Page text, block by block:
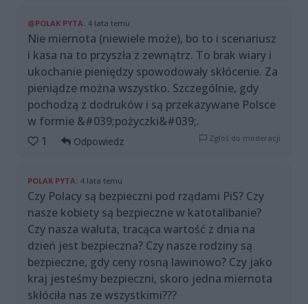
@POLAK PYTA: 4 lata temu
Nie miernota (niewiele może), bo to i scenariusz
i kasa na to przyszła z zewnątrz. To brak wiary i
ukochanie pieniędzy spowodowały skłócenie. Za
pieniądze można wszystko. Szczególnie, gdy
pochodzą z dodruków i są przekazywane Polsce
w formie &#039;pożyczki&#039;.
1
Odpowiedz Zgłoś do moderacji
POLAK PYTA: 4 lata temu
Czy Polacy są bezpieczni pod rządami PiS? Czy
nasze kobiety są bezpieczne w katotalibanie?
Czy nasza waluta, tracąca wartość z dnia na
dzień jest bezpieczna? Czy nasze rodziny są
bezpieczne, gdy ceny rosną lawinowo? Czy jako
kraj jesteśmy bezpieczni, skoro jedna miernota
skłóciła nas ze wszystkimi???